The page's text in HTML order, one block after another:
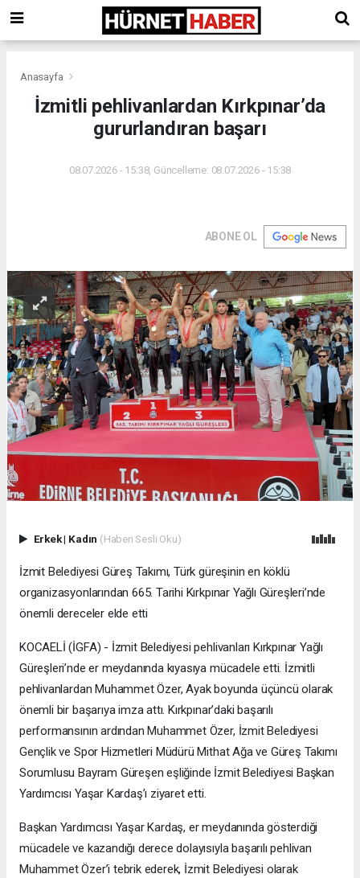
Anasayfa
İzmitli pehlivanlardan Kırkpınar’da
gururlandıran başarı
08.07.2026 - 15:38, Güncelleme: 08.07.2026 - 15:38
ABONE OL
Erkek| Kadın (Haberi Sesli Oku)
İzmit Belediyesi Güreş Takımı, Türk güreşinin en köklü
organizasyonlarından 665. Tarihi Kırkpınar Yağlı Güreşleri’nde
önemli dereceler elde etti
KOCAELİ (İGFA) - İzmit Belediyesi pehlivanları Kırkpınar Yağlı
Güreşleri’nde er meydanında kıyasıya mücadele etti. İzmitli
pehlivanlardan Muhammet Özer, Ayak boyunda üçüncü olarak
önemli bir başarıya imza attı. Kırkpınar’daki başarılı
performansının ardından Muhammet Özer, İzmit Belediyesi
Gençlik ve Spor Hizmetleri Müdürü Mithat Ağa ve Güreş Takımı
Sorumlusu Bayram Güreşen eşliğinde İzmit Belediyesi Başkan
Yardımcısı Yaşar Kardaş’ı ziyaret etti.
Başkan Yardımcısı Yaşar Kardaş, er meydanında gösterdiği
mücadele ve kazandığı derece dolayısıyla başarılı pehlivan
Muhammet Özer’i tebrik ederek, İzmit Belediyesi olarak